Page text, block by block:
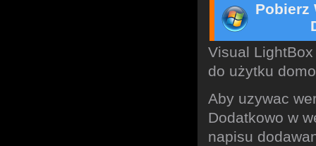
Pobierz
Visual
do użytku
Aby uzywac
Dodatkowo w
napisu